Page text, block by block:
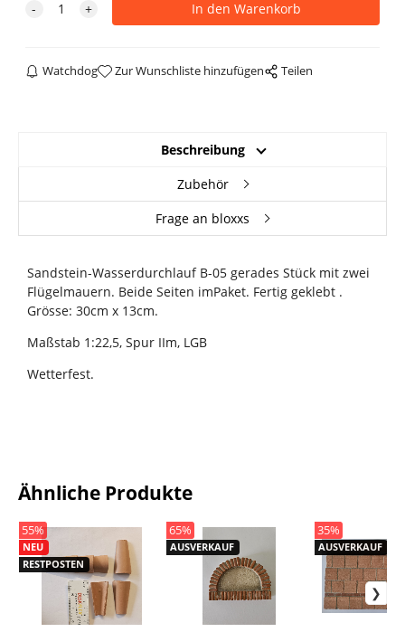
Watchdog Zur Wunschliste hinzufügen Teilen
Beschreibung
Zubehör
Frage an bloxxs
Sandstein-Wasserdurchlauf B-05 gerades Stück mit zwei
Flügelmauern. Beide Seiten imPaket. Fertig geklebt .
Grösse: 30cm x 13cm.
Maßstab 1:22,5, Spur IIm, LGB
Wetterfest.
Ähnliche Produkte
NEU
RESTPOSTEN
55%
AUSVERKAUF
65%
AUSVERKAUF
35%